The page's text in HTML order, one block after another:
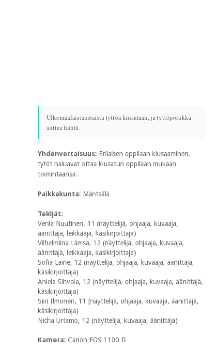
Ulkomaalaistaustaista tyttöä kiusataan, ja tyttöporukka
auttaa häntä.
Yhdenvertaisuus: Erilaisen oppilaan kiusaaminen,
tytöt haluavat ottaa kiusatun oppilaan mukaan
toimintaansa.
Paikkakunta: Mäntsälä
Tekijät:
Venla Nuutinen, 11 (näyttelijä, ohjaaja, kuvaaja,
äänittäjä, leikkaaja, käsikirjoittaja)
Vilhelmiina Lämsä, 12 (näyttelijä, ohjaaja, kuvaaja,
äänittäjä, leikkaaja, käsikirjoittaja)
Sofia Laine, 12 (näyttelijä, ohjaaja, kuvaaja, äänittäjä,
käsikirjoittaja)
Aniela Sihvola, 12 (näyttelijä, ohjaaja, kuvaaja, äänittäjä,
käsikirjoittaja)
Siiri Ilmonen, 11 (näyttelijä, ohjaaja, kuvaaja, äänittäjä,
käsikirjoittaja)
Nicha Urtamo, 12 (näyttelijä, kuvaaja, äänittäjä)
Kamera: Canon EOS 1100 D